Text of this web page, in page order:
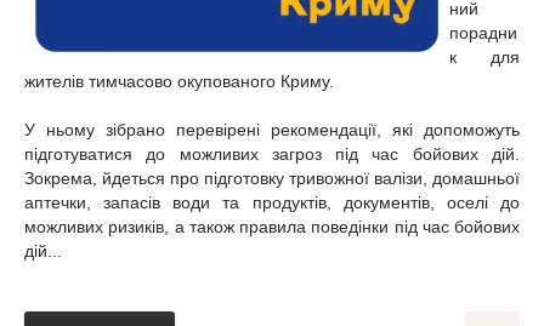
ний
порадни
к для
жителів тимчасово окупованого Криму.
У ньому зібрано перевірені рекомендації, які допоможуть
підготуватися до можливих загроз під час бойових дій.
Зокрема, йдеться про підготовку тривожної валізи, домашньої
аптечки, запасів води та продуктів, документів, оселі до
можливих ризиків, а також правила поведінки під час бойових
дій...